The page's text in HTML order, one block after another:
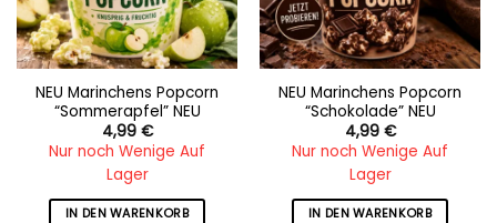
NEU Marinchens Popcorn
“Sommerapfel” NEU
4,99 €
Nur noch Wenige Auf
Lager
IN DEN WARENKORB
NEU Marinchens Popcorn
“Schokolade” NEU
4,99 €
Nur noch Wenige Auf
Lager
IN DEN WARENKORB